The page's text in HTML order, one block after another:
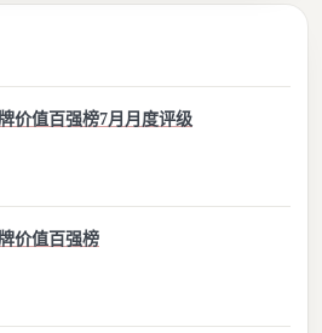
价值百强榜7月月度评级
价值百强榜